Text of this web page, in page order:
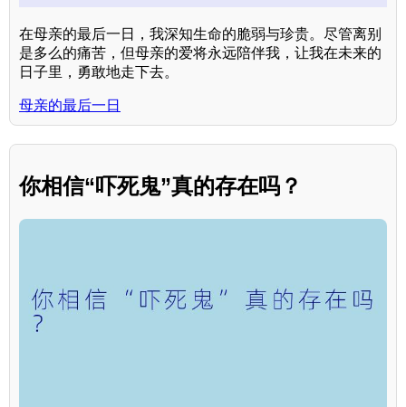
在母亲的最后一日，我深知生命的脆弱与珍贵。尽管离别
是多么的痛苦，但母亲的爱将永远陪伴我，让我在未来的
日子里，勇敢地走下去。
母亲的最后一日
你相信“吓死鬼”真的存在吗？